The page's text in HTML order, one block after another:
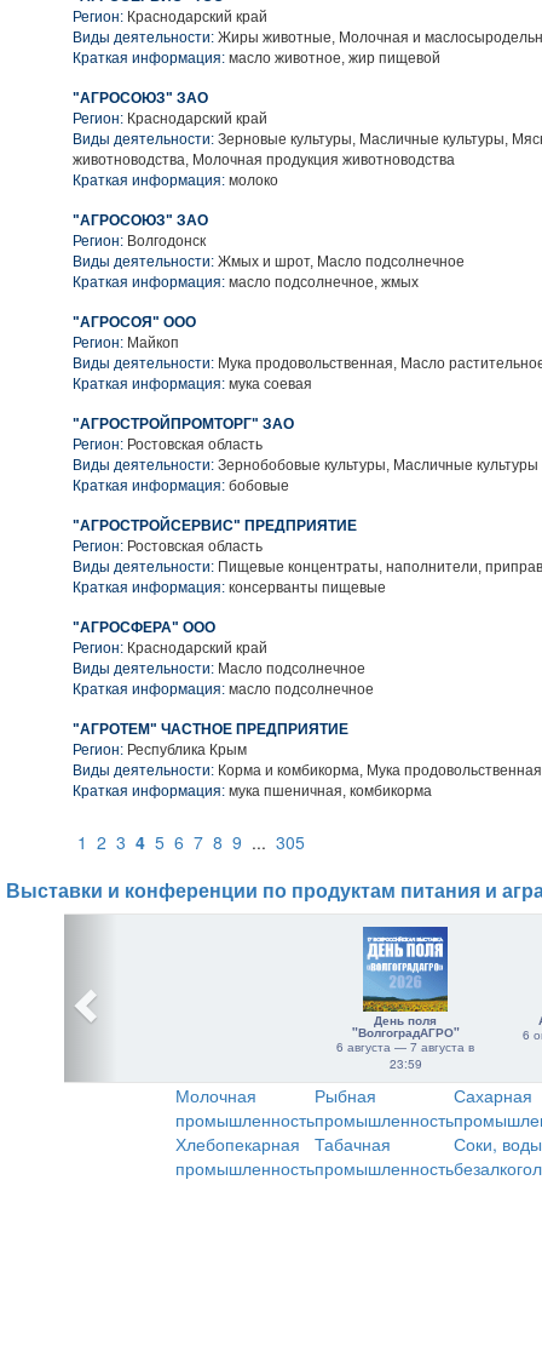
Регион: Краснодарский край
Виды деятельности: Жиры животные, Молочная и
Краткая информация: масло животное, жир пищевой
"АГРОСОЮЗ" ЗАО
Регион: Краснодарский край
Виды деятельности: Зерновые культуры, Масличные культуры,
животноводства, Молочная продукция животноводства
Краткая информация: молоко
"АГРОСОЮЗ" ЗАО
Регион: Волгодонск
Виды деятельности: Жмых и шрот, Масло подсолнечное
Краткая информация: масло подсолнечное, жмых
"АГРОСОЯ" ООО
Регион: Майкоп
Виды деятельности: Мука продовольственная, Масло
Краткая информация: мука соевая
"АГРОСТРОЙПРОМТОРГ" ЗАО
Регион: Ростовская область
Виды деятельности: Зернобобовые культуры, Масличные культуры
Краткая информация: бобовые
"АГРОСТРОЙСЕРВИС" ПРЕДПРИЯТИЕ
Регион: Ростовская область
Виды деятельности: Пищевые концентраты, наполнители,
Краткая информация: консерванты пищевые
"АГРОСФЕРА" ООО
Регион: Краснодарский край
Виды деятельности: Масло подсолнечное
Краткая информация: масло подсолнечное
"АГРОТЕМ" ЧАСТНОЕ ПРЕДПРИЯТИЕ
Регион: Республика Крым
Виды деятельности: Корма и комбикорма, Мука продовольственная
Краткая информация: мука пшеничная, комбикорма
1 2 3 4 5 6 7 8 9 ... 305
Выставки и конференции по продуктам питания и
День поля
"ВолгоградАГРО"
6 августа — 7 августа в
23:59
6
Молочная
промышленность
Рыбная
промышленность
Сахарная
Хлебопекарная
промышленность
Табачная
промышленность
Соки,